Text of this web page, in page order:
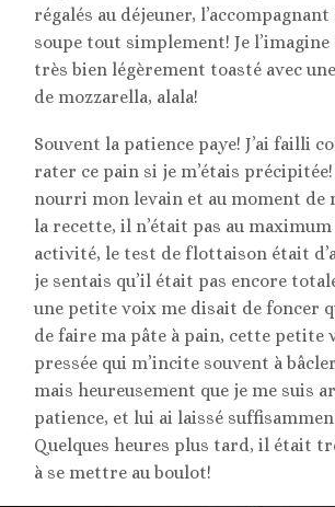
régalés au déjeuner, l’accompagnant
soupe tout simplement! Je l’imagine
très bien légèrement toasté avec
de mozzarella, alala!
Souvent la patience paye! J’ai failli
rater ce pain si je m’étais précipitée!
nourri mon levain et au moment de
la recette, il n’était pas au maximum
activité, le test de flottaison était
je sentais qu’il était pas encore
une petite voix me disait de foncer
de faire ma pâte à pain, cette petite
pressée qui m’incite souvent à
mais heureusement que je me suis
patience, et lui ai laissé
Quelques heures plus tard, il était
à se mettre au boulot!